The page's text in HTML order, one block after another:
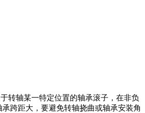
转轴某一特定位置的轴承滚子，在非负
承跨距大，要避免转轴挠曲或轴承安装角